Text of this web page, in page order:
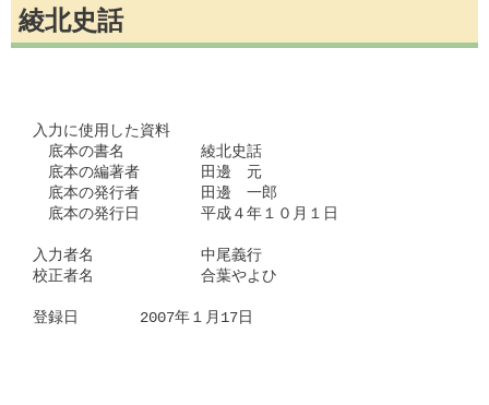
綾北史話
入力に使用した資料
底本の書名　　　　　綾北史話
底本の編著者　　　　田邊　元
底本の発行者　　　　田邊　一郎
底本の発行日　　　　平成４年１０月１日
入力者名　　　　　　　中尾義行
校正者名　　　　　　　合葉やよひ
登録日　　　　2007年１月17日